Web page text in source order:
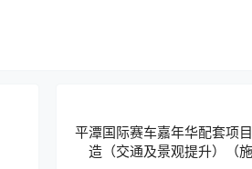
平潭国际赛车嘉年华配套项
造（交通及景观提升）（